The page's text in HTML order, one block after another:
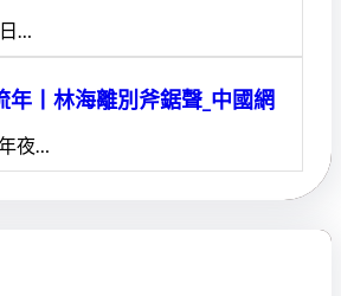
…
年丨林海離別斧鋸聲_中國網
夜…